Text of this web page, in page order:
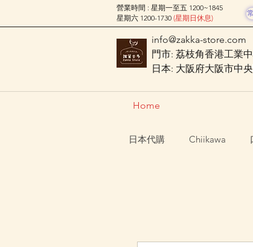
營業時間 : 星期一至五 1200~1845
星期六 1200-1730 (星期日休息)
info@zakka-store.com
門市: 荔枝角香港工業
日本: 大阪府大阪市中
Home
日本代購 Chiikawa